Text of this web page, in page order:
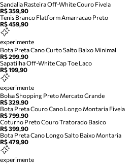
Sandalia Rasteira Off-White Couro Fivela
R$ 359,90
Tenis Branco Flatform Amarracao Preto
R$ 459,90
experimente
Bota Preta Cano Curto Salto Baixo Minimal
R$ 299,90
Sapatilha Off-White Cap Toe Laco
R$ 199,90
experimente
Bolsa Shopping Preto Mercato Grande
R$ 329,90
Bota Preta Couro Cano Longo Montaria Fivela
R$ 799,90
Coturno Preto Couro Tratorado Basico
R$ 399,90
Bota Preta Cano Longo Salto Baixo Montaria
R$ 479,90
experimente